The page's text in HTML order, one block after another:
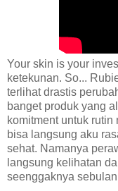
Your skin is your
ketekunan. So...
terlihat drastis
banget produk yang
komitment untuk
bisa langsung aku
sehat. Namanya
langsung kelihatan
seenggaknya